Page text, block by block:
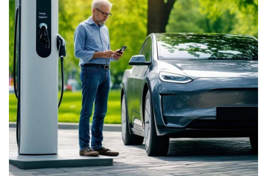
ISTQB Add-On Practical Tester
AI Essentials
AI Foundation
Digital Accessibility
Software Development Engineer in Test
Selenium 4 Tester Foundation
Security Essentials